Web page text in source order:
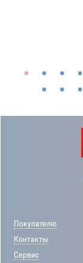
Покупателю
Контакты
Сервис